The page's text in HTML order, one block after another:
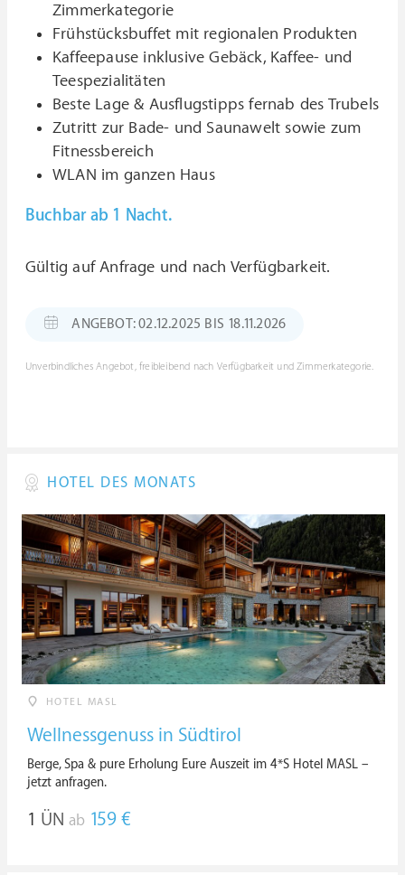
Zimmerkategorie
Frühstücksbuffet mit regionalen Produkten
Kaffeepause inklusive Gebäck, Kaffee- und
Teespezialitäten
Beste Lage & Ausflugstipps fernab des Trubels
Zutritt zur Bade- und Saunawelt sowie zum
Fitnessbereich
WLAN im ganzen Haus
Buchbar ab 1 Nacht.
Gültig auf Anfrage und nach Verfügbarkeit.
ANGEBOT: 02.12.2025 BIS 18.11.2026
Unverbindliches Angebot, freibleibend nach Verfügbarkeit und Zimmerkategorie.
HOTEL DES MONATS
HOTEL MASL
Wellnessgenuss in Südtirol
Berge, Spa & pure Erholung Eure Auszeit im 4*S Hotel MASL –
jetzt anfragen.
1 ÜN ab 159 €